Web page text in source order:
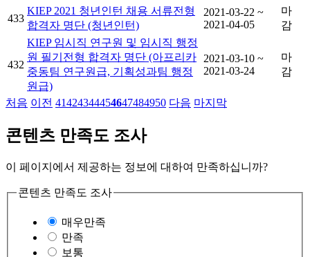
433
KIEP 2021 청년인턴 채용 서류전형
합격자 명단 (청년인턴)
2021-03-22 ~
2021-04-05
마
감
432
KIEP 임시직 연구원 및 임시직 행정
원 필기전형 합격자 명단 (아프리카
중동팀 연구원급, 기획성과팀 행정
원급)
2021-03-10 ~
2021-03-24
마
감
처음 이전 41424344454647484950 다음 마지막
콘텐츠 만족도 조사
이 페이지에서 제공하는 정보에 대하여 만족하십니까?
콘텐츠 만족도 조사
매우만족
만족
보통